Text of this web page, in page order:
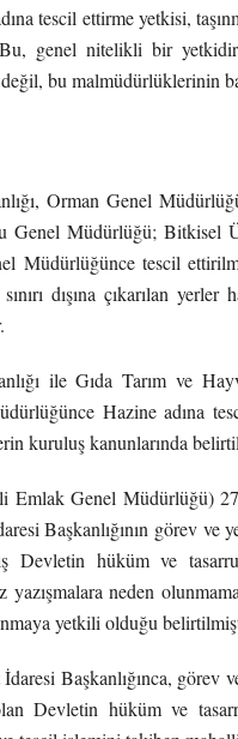
tescil ettirme yetkisi,
genel nitelikli bir
bu malmüdürlüklerinin
Orman Genel
Genel Müdürlüğü;
Müdürlüğünce tescil
dışına çıkarılan
ile Gıda Tarım ve
Hazine adına
kuruluş kanunlarında
Emlak Genel Müdürlüğü)
Başkanlığının görev ve
Devletin hüküm ve
yazışmalara neden
yetkili olduğu
Başkanlığınca, görev
Devletin hüküm ve